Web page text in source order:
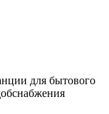
для бытового